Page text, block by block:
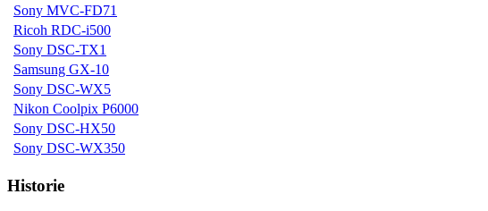
Sony MVC-FD71
Ricoh RDC-i500
Sony DSC-TX1
Samsung GX-10
Sony DSC-WX5
Nikon Coolpix P6000
Sony DSC-HX50
Sony DSC-WX350
Historie